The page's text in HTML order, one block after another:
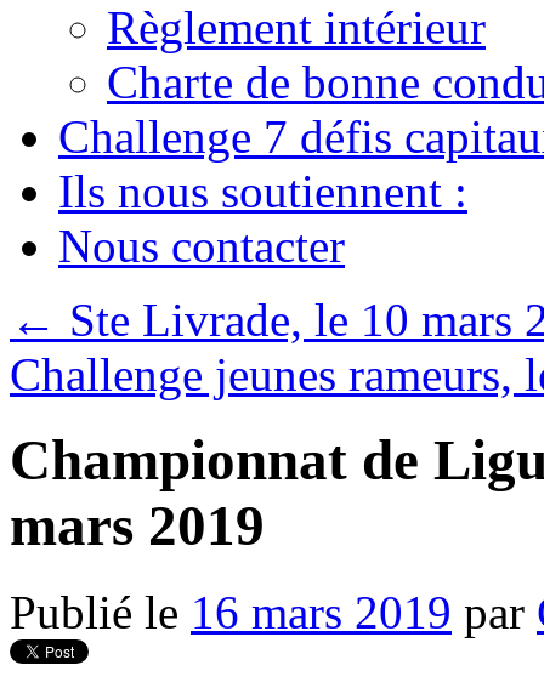
Règlement intérieur
Charte de bonne
Challenge 7 défis
Ils nous soutiennent :
Nous contacter
← Ste Livrade, le 10 mars
Challenge jeunes rameurs,
Championnat de
mars 2019
Publié le 16 mars 2019 par